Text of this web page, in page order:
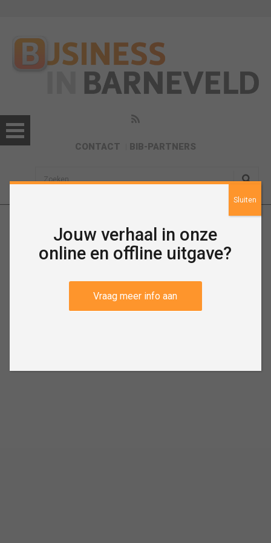
CONTACT BIB-PARTNERS
sisea.search
Oktober 2021
Jouw verhaal in onze
online en offline uitgave?
Vraag meer info aan
Sluiten